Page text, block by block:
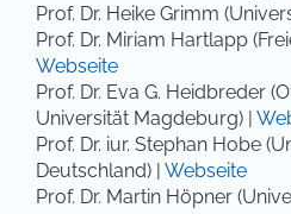
Prof. Dr. Heike Grimm
Prof. Dr. Miriam Hartlapp
Webseite
Prof. Dr. Eva G. Heidbreder
Universität Magdeburg) |
Prof. Dr. iur. Stephan Hobe
Deutschland) | Webseite
Prof. Dr. Martin Höpner